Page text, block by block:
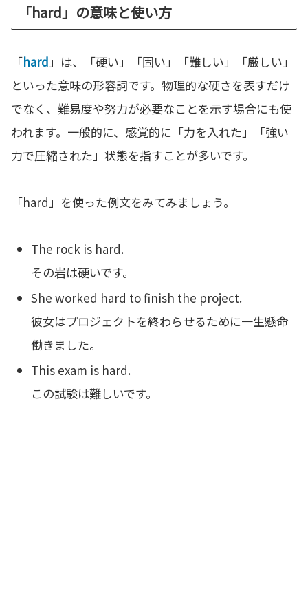
「hard」の意味と使い方
「hard 」は、「硬い」「固い」「難しい」「厳しい」
といった意味の形容詞です。物理的な硬さを表すだけ
でなく、難易度や努力が必要なことを示す場合にも使
われます。一般的に、感覚的に「力を入れた」「強い
力で圧縮された」状態を指すことが多いです。
「hard」を使った例文をみてみましょう。
The rock is hard.
その岩は硬いです。
She worked hard to finish the project.
彼女はプロジェクトを終わらせるために一生懸命
働きました。
This exam is hard.
この試験は難しいです。